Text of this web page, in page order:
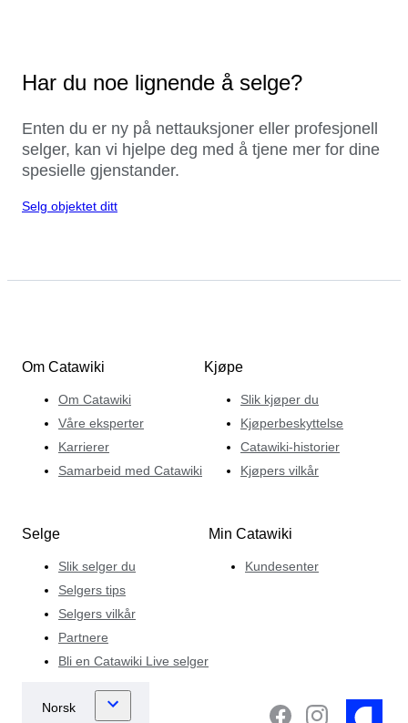
Har du noe lignende å selge?
Enten du er ny på nettauksjoner eller profesjonell
selger, kan vi hjelpe deg med å tjene mer for dine
spesielle gjenstander.
Selg objektet ditt
Om Catawiki
Om Catawiki
Våre eksperter
Karrierer
Samarbeid med Catawiki
Kjøpe
Slik kjøper du
Kjøperbeskyttelse
Catawiki-historier
Kjøpers vilkår
Selge
Slik selger du
Selgers tips
Selgers vilkår
Partnere
Bli en Catawiki Live selger
Min Catawiki
Kundesenter